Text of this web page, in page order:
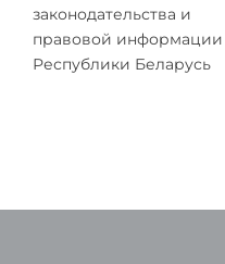
законодательства и
правовой информации
Республики Беларусь